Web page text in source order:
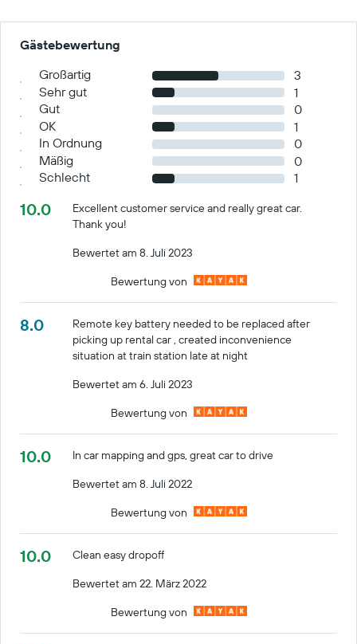
Gästebewertung
Großartig
3
Sehr gut
1
Gut
0
OK
1
In Ordnung
0
Mäßig
0
Schlecht
1
10.0
Excellent customer service and really great car.
Thank you!
Bewertet am 8. Juli 2023
Bewertung von
8.0
Remote key battery needed to be replaced after
picking up rental car , created inconvenience
situation at train station late at night
Bewertet am 6. Juli 2023
Bewertung von
10.0
In car mapping and gps, great car to drive
Bewertet am 8. Juli 2022
Bewertung von
10.0
Clean easy dropoff
Bewertet am 22. März 2022
Bewertung von